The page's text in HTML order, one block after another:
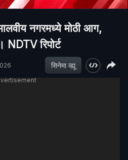
नगरमध्ये मोठी आग,
रिपोर्ट
सिनेमा व्ह्यू